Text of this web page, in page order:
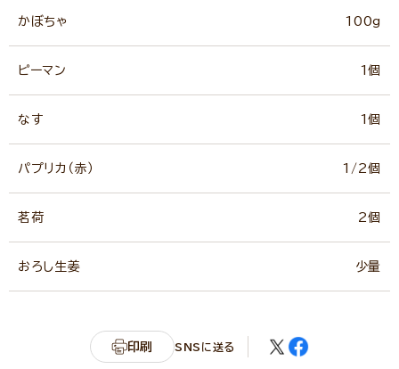
かぼちゃ 100g
ピーマン 1個
なす 1個
パプリカ（赤） 1/2個
茗荷 2個
おろし生姜 少量
印刷 SNSに送る